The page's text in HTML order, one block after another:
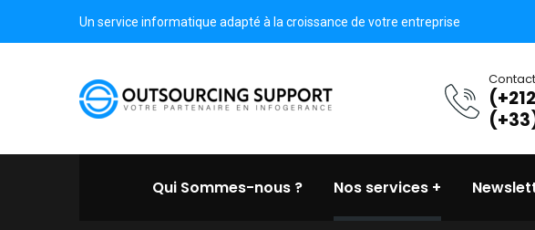
Un service informatique adapté à la croissance de votre entreprise
Qui Sommes-nous ? Nos services